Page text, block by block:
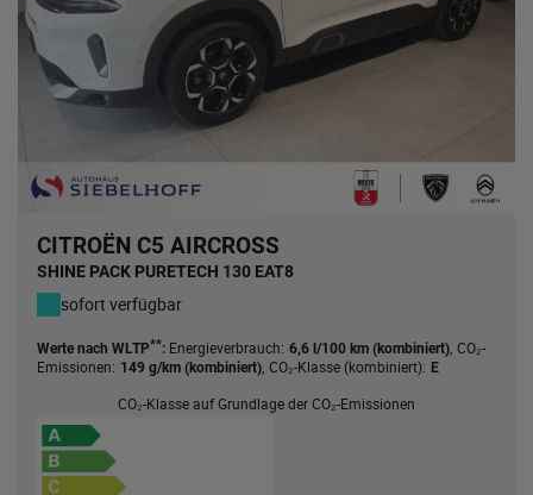
CITROËN C5 AIRCROSS
SHINE PACK PURETECH 130 EAT8
sofort verfügbar
Werte nach WLTP**: Energieverbrauch: 6,6 l/100 km (kombiniert) CO₂-
Emissionen: 149 g/km (kombiniert) CO₂-Klasse (kombiniert): E
CO₂-Klasse auf Grundlage der CO₂-Emissionen